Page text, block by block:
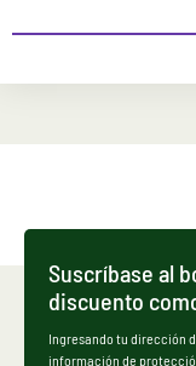
Suscríbase al
discuento
Ingresando tu dirección
información de